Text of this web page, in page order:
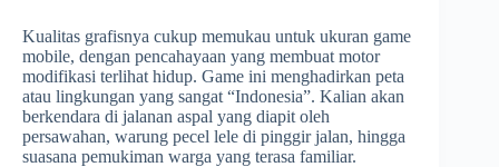
Kualitas grafisnya cukup memukau untuk ukuran game
mobile, dengan pencahayaan yang membuat motor
modifikasi terlihat hidup. Game ini menghadirkan peta
atau lingkungan yang sangat “Indonesia”. Kalian akan
berkendara di jalanan aspal yang diapit oleh
persawahan, warung pecel lele di pinggir jalan, hingga
suasana pemukiman warga yang terasa familiar.